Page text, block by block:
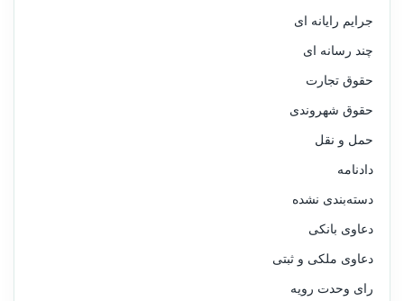
جرایم رایانه ای
چند رسانه ای
حقوق تجارت
حقوق شهروندی
حمل و نقل
دادنامه
دسته‌بندی نشده
دعاوی بانکی
دعاوی ملکی و ثبتی
رای وحدت رویه